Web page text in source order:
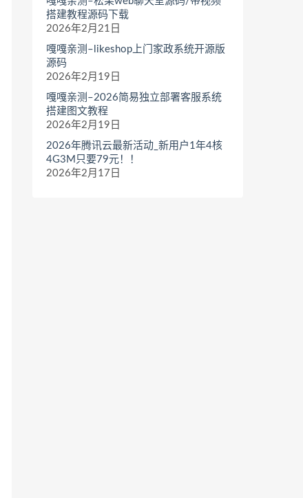
搭建教程源码下载
2026年2月21日
嘎嘎亲测–likeshop上门家政系统开源版
源码
2026年2月19日
嘎嘎亲测–2026简易独立部署客服系统
搭建图文教程
2026年2月19日
2026年腾讯云最新活动_新用户1年4核
4G3M只要79元！！
2026年2月17日